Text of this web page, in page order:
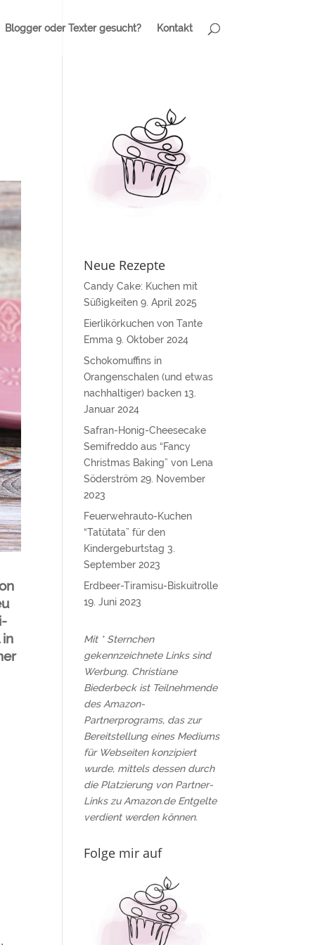
Blogger oder Texter gesucht? Kontakt
Neue Rezepte
Candy Cake: Kuchen mit
Süßigkeiten 9. April 2025
Eierlikörkuchen von Tante
Emma 9. Oktober 2024
Schokomuffins in
Orangenschalen (und etwas
nachhaltiger) backen 13.
Januar 2024
Safran-Honig-Cheesecake
Semifreddo aus “Fancy
Christmas Baking” von Lena
Söderström 29. November
2023
Feuerwehrauto-Kuchen
“Tatütata” für den
Kindergeburtstag 3.
September 2023
Erdbeer-Tiramisu-Biskuitrolle
19. Juni 2023
Mit * Sternchen
gekennzeichnete Links sind
Werbung. Christiane
Biederbeck ist Teilnehmende
des Amazon-
Partnerprograms, das zur
Bereitstellung eines Mediums
für Webseiten konzipiert
wurde, mittels dessen durch
die Platzierung von Partner-
Links zu Amazon.de Entgelte
verdient werden können.
Folge mir auf